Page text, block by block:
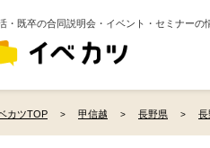
・既卒の合同説明会・イベント・セミナーの
カツTOP 甲信越 長野県 長